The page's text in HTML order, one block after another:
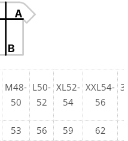
M48-
50
L50-
52
XL52-
54
XXL54-
56
53 56 59
62